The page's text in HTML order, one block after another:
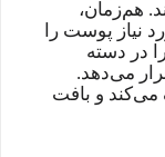
هم‌زمان،
نیاز پوست را
در دسته
می‌دهد.
می‌کند و بافت